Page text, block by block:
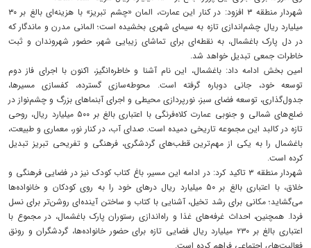
شهردار منطقه ۳ افزود: در کنار این عمارت، المان «چشم تبریز» با هزینه‌ای بالغ بر ۳۰
میلیارد ریال چشم‌اندازی تازه به سیمای شهری بخشیده است؛ المانی مدرن و ماندگار که
در دل پارک باغشمال، به نقطه‌ای برای تماشای زیبایی شهر، حضور شهروندان و ثبت
خاطرات جمعی تبدیل خواهد شد.
امین بخش ادامه داد: باغشمال، این نام آشنا و خاطره‌انگیز، اکنون با اجرای فاز دوم
توسعه خود، جانی دوباره گرفته است. محوطه‌سازی گسترده، کفسازی مسیرها،
جدول‌گذاری، توسعه فضای سبز، نورپردازی محیطی و اجرای آبنماهای بزرگ و چشم‌نواز در
ضلع‌های شمالی و جنوبی عمارت کلاه‌فرنگی با اعتباری بالغ بر ۵۰۰ میلیارد ریال، روحی
تازه در کالبد این مجموعه تاریخی دمیده است. صدای آب، در کنار نور، معماری و طبیعت،
باغشمال را به یکی از مهم‌ترین قطب‌های گردشگری، فرهنگی و تفریحی تبریز تبدیل
کرده است.
شهردار منطقه ۳ تاکید کرد: در ادامه این مسیر، باغ کتاب کودک نیز در فضایی فرهنگی و
خلاق، با اعتباری بالغ بر ۵۰ میلیارد ریال درهای خود را به روی کودکان و خانواده‌ها
می‌گشاید؛ مکانی برای رشد تخیل، آشنایی با کتاب و ساختن آینده‌ای روشن‌تر برای نسل
فردا. همچنین، احداث غرفه‌های غذا و راه‌اندازی رستوران پارک باغشمال، در مجموع با
اعتباری بالغ بر ۲۳۰ میلیارد ریال فضایی تازه برای حضور خانواده‌ها، گردشگران و رونق